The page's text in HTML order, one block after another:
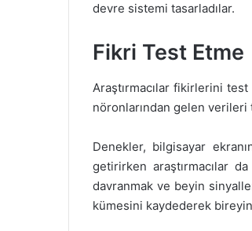
devre sistemi tasarladılar.
Fikri Test Etme
Araştırmacılar fikirlerini
nöronlarından gelen verileri
Denekler, bilgisayar
getirirken araştırmacılar
davranmak ve beyin
kümesini kaydederek